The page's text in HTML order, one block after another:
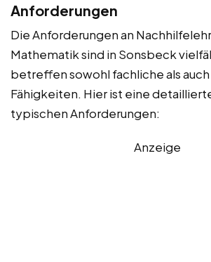
Anforderungen
Die Anforderungen an
Mathematik sind in Sonsbeck
betreffen sowohl fachliche als
Fähigkeiten. Hier ist eine
typischen Anforderungen:
Anzeige